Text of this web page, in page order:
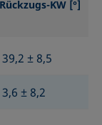
Rückzugs-KW [°]
39,2 ± 8,5
3,6 ± 8,2